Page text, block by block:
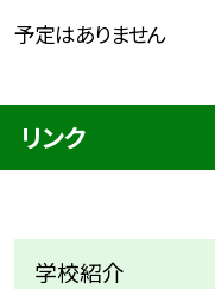
予定はありません
リンク
学校紹介